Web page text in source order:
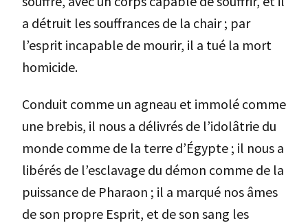
a détruit les souffrances de la chair ; par
l’esprit incapable de mourir, il a tué la mort
homicide.
Conduit comme un agneau et immolé comme
une brebis, il nous a délivrés de l’idolâtrie du
monde comme de la terre d’Égypte ; il nous a
libérés de l’esclavage du démon comme de la
puissance de Pharaon ; il a marqué nos âmes
de son propre Esprit, et de son sang les